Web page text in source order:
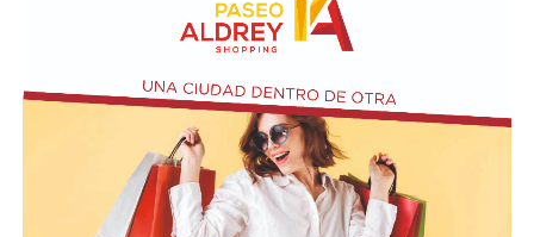
En paralelo, distintos gremios y organizaciones sociales
se sumaron bajo las consignas de paz, pan, tierra, techo
desocupados.